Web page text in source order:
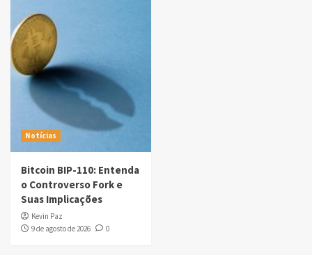
Notícias
Bitcoin BIP-110: Entenda
o Controverso Fork e
Suas Implicações
Kevin Paz
9 de agosto de 2026
0